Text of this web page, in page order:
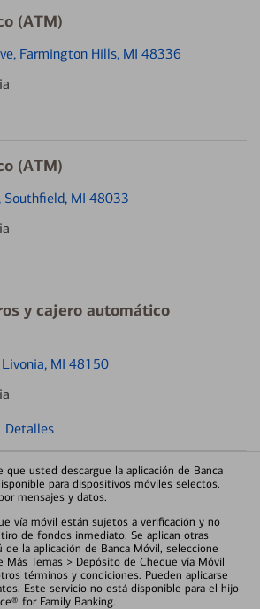
(ATM)
, Farmington Hills, MI 48336
(ATM)
, Southfield, MI 48033
y cajero automático
Livonia, MI 48150
Detalles
que usted descargue la aplicación de Banca
para dispositivos móviles selectos.
mensajes y datos.
vía móvil están sujetos a verificación y no
de fondos inmediato. Se aplican otras
la aplicación de Banca Móvil, seleccione
Más Temas > Depósito de Cheque vía Móvil
términos y condiciones. Pueden aplicarse
Este servicio no está disponible para el hijo
for Family Banking.